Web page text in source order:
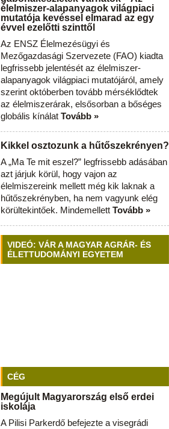
élelmiszer-alapanyagok világpiaci
mutatója kevéssel elmarad az egy
évvel ezelőtti szinttől
Az ENSZ Élelmezésügyi és
Mezőgazdasági Szervezete (FAO) kiadta
legfrissebb jelentését az élelmiszer-
alapanyagok világpiaci mutatójáról, amely
szerint októberben tovább mérséklődtek
az élelmiszerárak, elsősorban a bőséges
globális kínálat Tovább »
Kikkel osztozunk a hűtőszekrényen?
A „Ma Te mit eszel?” legfrissebb adásában
azt járjuk körül, hogy vajon az
élelmiszereink mellett még kik laknak a
hűtőszekrényben, ha nem vagyunk elég
körültekintőek. Mindemellett Tovább »
VIDEÓ: VÁR A MAGYAR AGRÁR- ÉS
ÉLETTUDOMÁNYI EGYETEM
CÉG
Megújult Magyarország első erdei
iskolája
A Pilisi Parkerdő befejezte a visegrádi